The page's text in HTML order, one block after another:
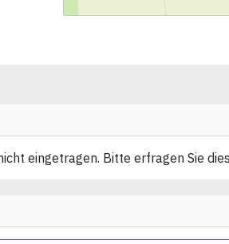
eingetragen. Bitte erfragen Sie